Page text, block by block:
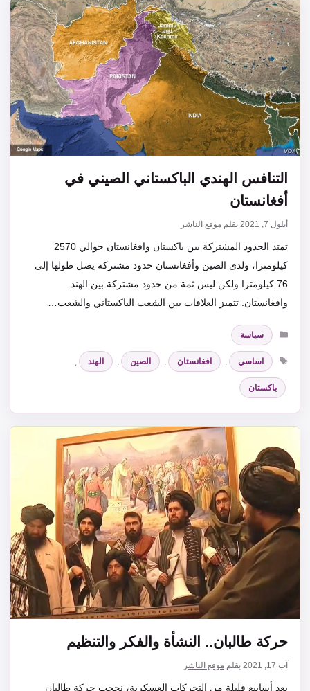
التنافس الهندي الباكستاني الصيني في
أفغانستان
أيلول 7, 2021 بقلم موقع الناشر
تمتد الحدود المشتركة بين باكستان وافغانستان حوالي 2570
كيلومترا، ولدى الصين وأفغانستان حدود مشتركة يصل طولها إلى
76 كيلومترا ولكن ليس ثمة من حدود مشتركة بين الهند
وافغانستان. تتميز العلاقات بين الشعب الباكستاني والشعب…
التصنيفات
سياسة
الوسوم
اساسي افغانستان الصين الهند
باكستان
حركة طالبان.. النشأة والفكر والتنظيم
آب 17, 2021 بقلم موقع الناشر
بعد أسابيع قليلة من التحركات العسكرية، نجحت حركة طالبان